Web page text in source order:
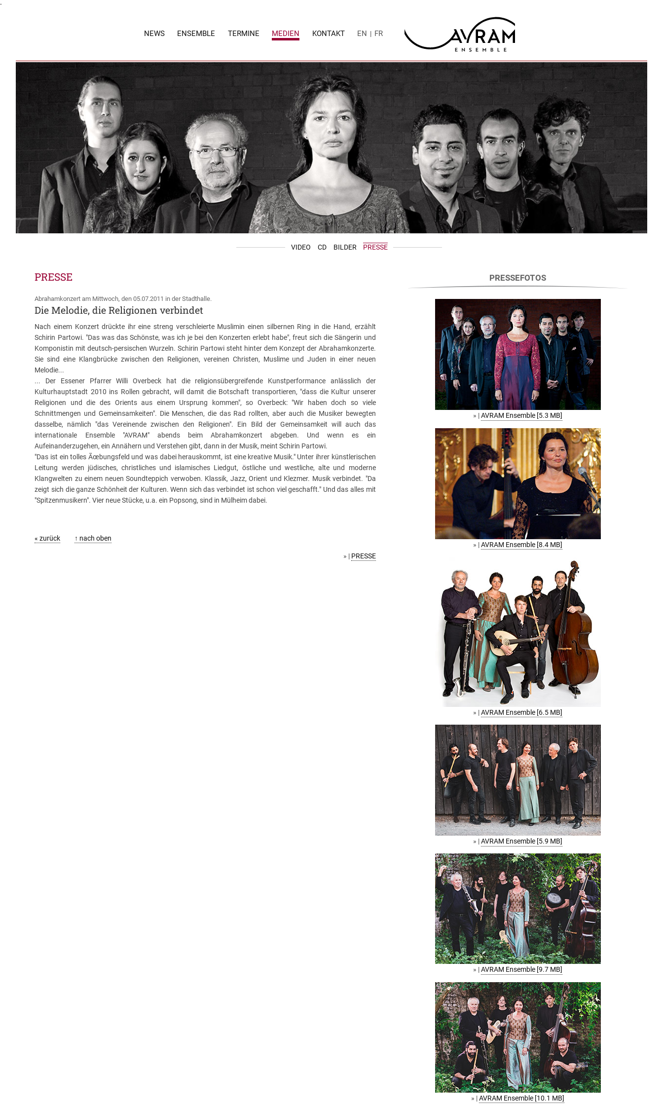
-
NEWS ENSEMBLE TERMINE MEDIEN KONTAKT EN | FR
VIDEO CD BILDER PRESSE
PRESSE
Abrahamkonzert am Mittwoch, den 05.07.2011 in der Stadthalle.
Die Melodie, die Religionen verbindet
Nach einem Konzert drückte ihr eine streng verschleierte Muslimin einen silbernen Ring in die Hand, erzählt
Schirin Partowi. "Das was das Schönste, was ich je bei den Konzerten erlebt habe", freut sich die Sängerin und
Komponistin mit deutsch-persischen Wurzeln. Schirin Partowi steht hinter dem Konzept der Abrahamkonzerte.
Sie sind eine Klangbrücke zwischen den Religionen, vereinen Christen, Muslime und Juden in einer neuen
Melodie...
... Der Essener Pfarrer Willi Overbeck hat die religionsübergreifende Kunstperformance anlässlich der
Kulturhauptstadt 2010 ins Rollen gebracht, will damit die Botschaft transportieren, "dass die Kultur unserer
Religionen und die des Orients aus einem Ursprung kommen", so Overbeck: "Wir haben doch so viele
Schnittmengen und Gemeinsamkeiten". Die Menschen, die das Rad rollten, aber auch die Musiker bewegten
dasselbe, nämlich "das Vereinende zwischen den Religionen". Ein Bild der Gemeinsamkeit will auch das
internationale Ensemble "AVRAM" abends beim Abrahamkonzert abgeben. Und wenn es ein
Aufeinanderzugehen, ein Annähern und Verstehen gibt, dann in der Musik, meint Schirin Partowi.
"Das ist ein tolles Ãœbungsfeld und was dabei herauskommt, ist eine kreative Musik." Unter ihrer künstlerischen
Leitung werden jüdisches, christliches und islamisches Liedgut, östliche und westliche, alte und moderne
Klangwelten zu einem neuen Soundteppich verwoben. Klassik, Jazz, Orient und Klezmer. Musik verbindet. "Da
zeigt sich die ganze Schönheit der Kulturen. Wenn sich das verbindet ist schon viel geschafft." Und das alles mit
"Spitzenmusikern". Vier neue Stücke, u.a. ein Popsong, sind in Mülheim dabei.
« zurück ↑ nach oben
» | PRESSE
PRESSEFOTOS
» |AVRAM Ensemble [5.3 MB]
» |AVRAM Ensemble [8.4 MB]
» |AVRAM Ensemble [6.5 MB]
» |AVRAM Ensemble [5.9 MB]
» |AVRAM Ensemble [9.7 MB]
» |AVRAM Ensemble [10.1 MB]